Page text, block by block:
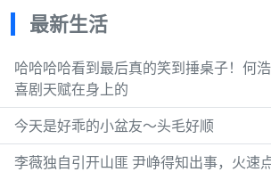
最新生活
哈哈哈哈看到最后真的笑到捶桌子！何
喜剧天赋在身上的
今天是好乖的小盆友～头毛好顺
李薇独自引开山匪 尹峥得知出事，火速